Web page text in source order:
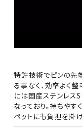
特許技術でピンの先
る事なく、効率よく
には国産ステンレス
なっており。持ちや
ペットにも負担を掛